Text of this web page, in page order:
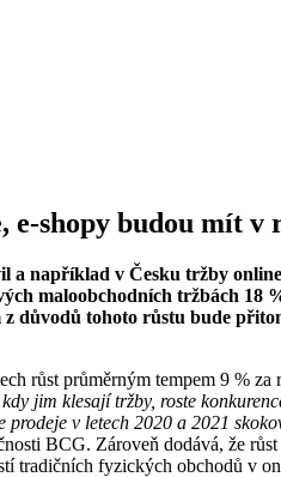
shopy budou mít v
a například v Česku tržby
maloobchodních tržbách 18
důvodů tohoto růstu bude
růst průměrným tempem 9 %
jim klesají tržby, roste
v letech 2020 a 2021
BCG. Zároveň dodává, že růst
tradičních fyzických obchodů v